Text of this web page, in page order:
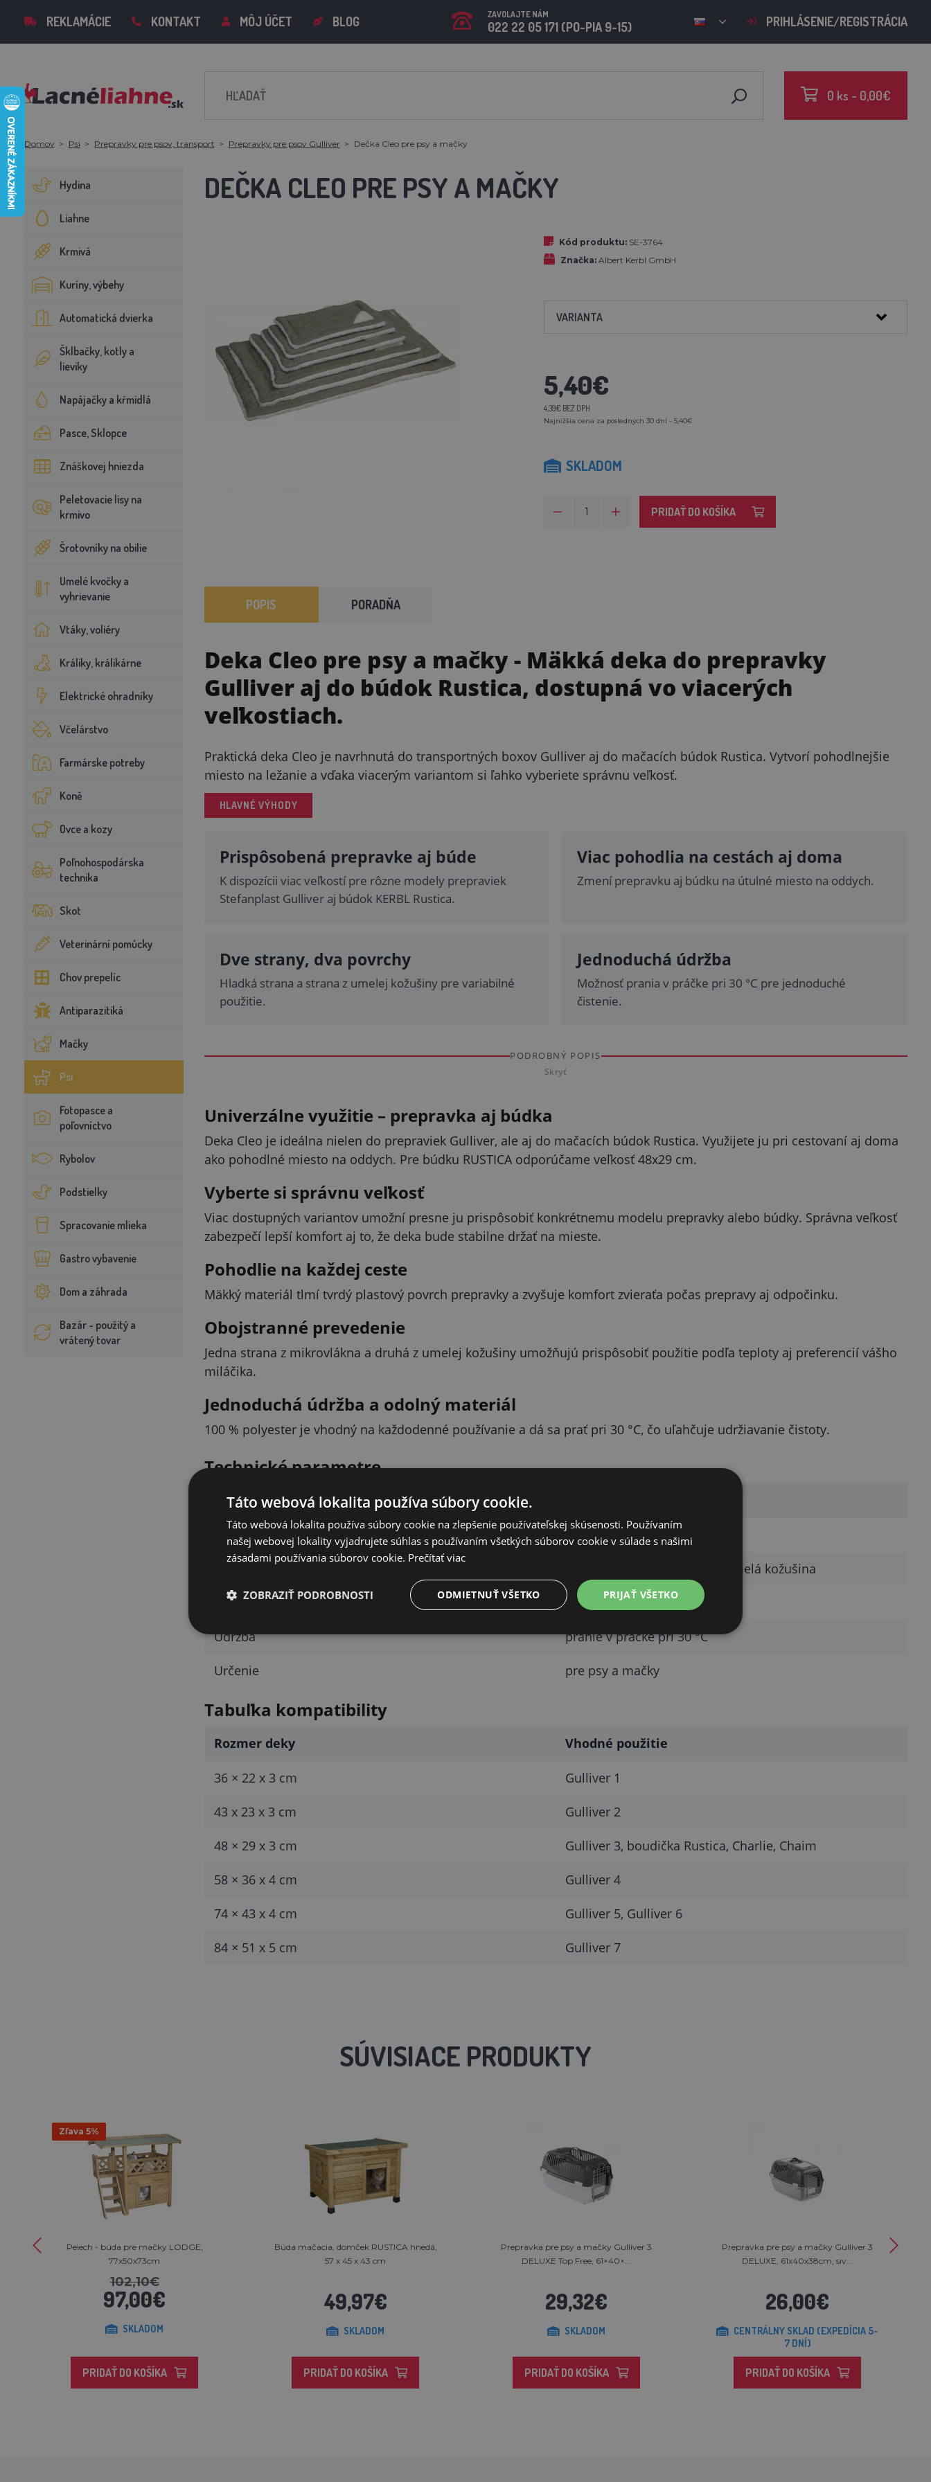
REKLAMÁCIE KONTAKT MÔJ ÚČET BLOG ZAVOLAJTE NÁM
022 22 05 171 (PO-PIA 9-15) PRIHLÁSENIE/REGISTRÁCIA
0 ks - 0,00€
Domov Psi Prepravky pre psov, transport Prepravky pre psov Gulliver Dečka Cleo pre psy a mačky
Hydina
Liahne
Krmivá
Kuríny, výbehy
Automatická dvierka
Šklbačky, kotly a
lieviky
Napájačky a kŕmidlá
Pasce, Sklopce
Znáškovej hniezda
Peletovacie lisy na
krmivo
Šrotovníky na obilie
Umelé kvočky a
vyhrievanie
Vtáky, voliéry
Králiky, králikárne
Elektrické ohradníky
Včelárstvo
Farmárske potreby
Koně
Ovce a kozy
Poľnohospodárska
technika
Skot
Veterinární pomůcky
Chov prepelíc
Antiparazitiká
Mačky
Psi
Fotopasce a
poľovníctvo
Rybolov
Podstielky
Spracovanie mlieka
Gastro vybavenie
Dom a záhrada
Bazár - použitý a
vrátený tovar
DEČKA CLEO PRE PSY A MAČKY
Kód produktu: SE-3764
Značka: Albert Kerbl GmbH
VARIANTA
5,40€
4,39€ BEZ DPH
Najnižšia cena za posledných 30 dní - 5,40€
SKLADOM
PRIDAŤ DO KOŠÍKA
POPIS PORADŇA
Deka Cleo pre psy a mačky- Mäkká deka do prepravky
Gulliver aj do búdok Rustica, dostupná vo viacerých
veľkostiach.
Praktická deka Cleo je navrhnutá do transportných boxov Gulliver aj do mačacích búdok Rustica. Vytvorí pohodlnejšie
miesto na ležanie a vďaka viacerým variantom si ľahko vyberiete správnu veľkosť.
HLAVNÉ VÝHODY
Prispôsobená prepravke aj búde
K dispozícii viac veľkostí pre rôzne modely prepraviek
Stefanplast Gulliver aj búdok KERBL Rustica.
Viac pohodlia na cestách aj doma
Zmení prepravku aj búdku na útulné miesto na oddych.
Dve strany, dva povrchy
Hladká strana a strana z umelej kožušiny pre variabilné
použitie.
Jednoduchá údržba
Možnosť prania v práčke pri 30 °C pre jednoduché
čistenie.
PODROBNÝ POPIS
Skryť
Univerzálne využitie – prepravka aj búdka
Deka Cleo je ideálna nielen do prepraviek Gulliver, ale aj do mačacích búdok Rustica. Využijete ju pri cestovaní aj doma
ako pohodlné miesto na oddych. Pre búdku RUSTICA odporúčame veľkosť 48x29 cm.
Vyberte si správnu veľkosť
Viac dostupných variantov umožní presne ju prispôsobiť konkrétnemu modelu prepravky alebo búdky. Správna veľkosť
zabezpečí lepší komfort aj to, že deka bude stabilne držať na mieste.
Pohodlie na každej ceste
Mäkký materiál tlmí tvrdý plastový povrch prepravky a zvyšuje komfort zvieraťa počas prepravy aj odpočinku.
Obojstranné prevedenie
Jedna strana z mikrovlákna a druhá z umelej kožušiny umožňujú prispôsobiť použitie podľa teploty aj preferencií vášho
miláčika.
Jednoduchá údržba a odolný materiál
100 % polyester je vhodný na každodenné používanie a dá sa prať pri 30 °C, čo uľahčuje udržiavanie čistoty.
Technické parametre
Parameter
Materiál 100% polyester
jedna strana hladká, druhá umelá kožušina
Hladký povrch mikrovlákno
Údržba pranie v práčke pri 30 °C
Určenie pre psy a mačky
Tabuľka kompatibility
Rozmer deky Vhodné použitie
36 × 22 x 3 cm Gulliver 1
43 x 23 x 3 cm Gulliver 2
48 × 29 x 3 cm Gulliver 3, boudička Rustica, Charlie, Chaim
58 × 36 x 4 cm Gulliver 4
74 × 43 x 4 cm Gulliver 5, Gulliver 6
84 × 51 x 5 cm Gulliver 7
SÚVISIACE PRODUKTY
Zľava 5%
Pelech - búda pre mačky LODGE,
77x50x73cm
102,10€
97,00€
SKLADOM
PRIDAŤ DO KOŠÍKA
Búda mačacia, domček RUSTICA hnedá,
57 x 45 x 43 cm
49,97€
SKLADOM
PRIDAŤ DO KOŠÍKA
Prepravka pre psy a mačky Gulliver 3
DELUXE Top Free, 61×40×...
29,32€
SKLADOM
PRIDAŤ DO KOŠÍKA
Prepravka pre psy a mačky Gulliver 3
DELUXE, 61x40x38cm, siv...
26,00€
CENTRÁLNY SKLAD (EXPEDÍCIA 5-
7 DNÍ)
PRIDAŤ DO KOŠÍKA
Táto webová lokalita používa súbory cookie.
Táto webová lokalita používa súbory cookie na zlepšenie používateľskej skúsenosti. Používaním
našej webovej lokality vyjadrujete súhlas s používaním všetkých súborov cookie v súlade s našimi
zásadami používania súborov cookie. Prečítať viac
PRIJAŤ VŠETKO
ODMIETNUŤ VŠETKO
ZOBRAZIŤ PODROBNOSTI